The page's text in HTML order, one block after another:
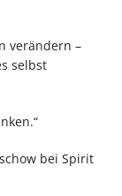
verändern –
selbst
bei Spirit